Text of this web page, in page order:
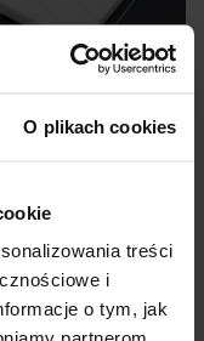
O plikach cookies
treści
i
o tym, jak
komplet 2 szt.